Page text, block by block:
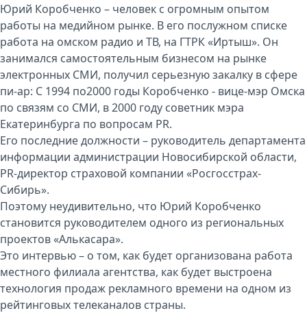
Юрий Коробченко – человек с огромным опытом
работы на медийном рынке. В его послужном списке
работа на омском радио и ТВ, на ГТРК «Иртыш». Он
занимался самостоятельным бизнесом на рынке
электронных СМИ, получил серьезную закалку в сфере
пи-ар: С 1994 по2000 годы Коробченко - вице-мэр Омска
по связям со СМИ, в 2000 году советник мэра
Екатеринбурга по вопросам PR.
Его последние должности – руководитель департамента
информации администрации Новосибирской области,
PR-директор страховой компании «Росгосстрах-
Сибирь».
Поэтому неудивительно, что Юрий Коробченко
становится руководителем одного из региональных
проектов «Алькасара».
Это интервью – о том, как будет организована работа
местного филиала агентства, как будет выстроена
технология продаж рекламного времени на одном из
рейтинговых телеканалов страны.